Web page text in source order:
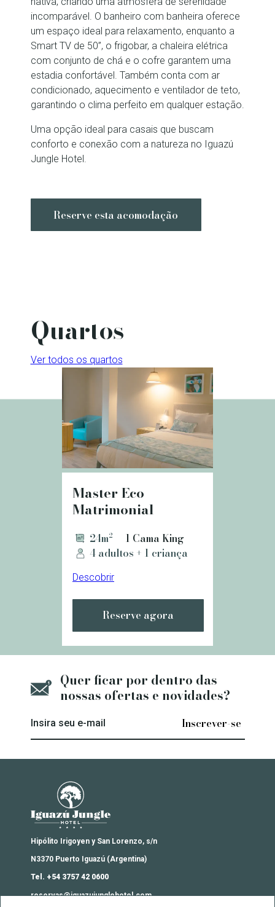
incomparável. O banheiro com banheira oferece
um espaço ideal para relaxamento, enquanto a
Smart TV de 50”, o frigobar, a chaleira elétrica
com conjunto de chá e o cofre garantem uma
estadia confortável. Também conta com ar
condicionado, aquecimento e ventilador de teto,
garantindo o clima perfeito em qualquer estação.
Uma opção ideal para casais que buscam
conforto e conexão com a natureza no Iguazú
Jungle Hotel.
Reserve esta acomodação
Quartos
Ver todos os quartos
Master Eco
Matrimonial
24m²
1 Cama King
4 adultos + 1 criança
Descobrir
Reserve agora
Quer ficar por dentro das
nossas ofertas e novidades?
Insira seu e-mail
Iguazú Jungle Lodge
Hipólito Irigoyen y San Lorenzo, s/n
N3370 Puerto Iguazú (Argentina)
Tel. +54 3757 42 0600
reservas@iguazujunglehotel.com